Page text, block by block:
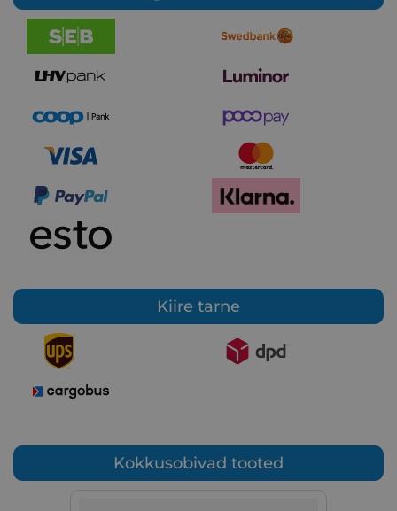
Kiire tarne
Kokkusobivad tooted